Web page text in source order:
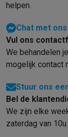
helpen.
Chat met ons
Vul ons
We behandelen
mogelijk contact
Stuur ons
Bel de
We zijn elke
zaterdag van